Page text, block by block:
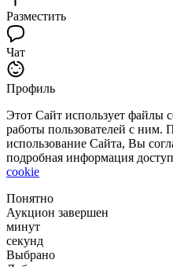
Разместить
Чат
Профиль
Этот Сайт использует файлы
работы пользователей с ним.
использование Сайта, Вы
подробная информация
cookie
Понятно
Аукцион завершен
минут
секунд
Выбрано